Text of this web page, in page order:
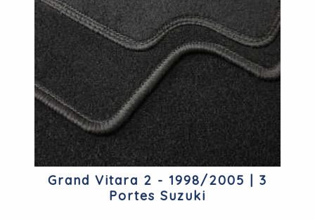
Grand Vitara 2 - 1998/2005 | 3
Portes Suzuki